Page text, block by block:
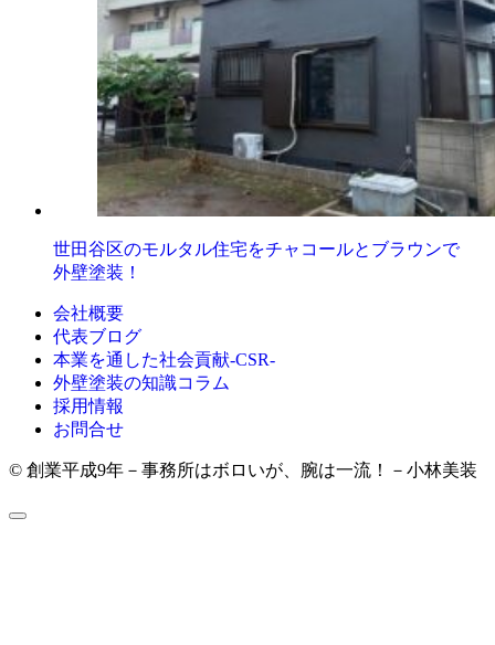
世田谷区のモルタル住宅をチャコールとブラウンで
外壁塗装！
会社概要
代表ブログ
本業を通した社会貢献-CSR-
外壁塗装の知識コラム
採用情報
お問合せ
© 創業平成9年－事務所はボロいが、腕は一流！－小林美装